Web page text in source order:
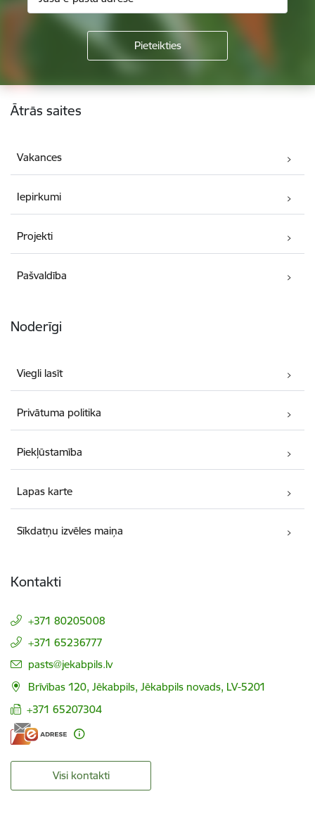
Kājene
Ātrās saites
Vakances
Iepirkumi
Projekti
Pašvaldība
Noderīgi
Viegli lasīt
Privātuma politika
Piekļūstamība
Lapas karte
Sīkdatņu izvēles maiņa
Kontakti
+371 80205008
+371 65236777
E-pasts:
pasts@jekabpils.lv
Brīvības 120, Jēkabpils, Jēkabpils novads, LV-5201
+371 65207304
Visi kontakti